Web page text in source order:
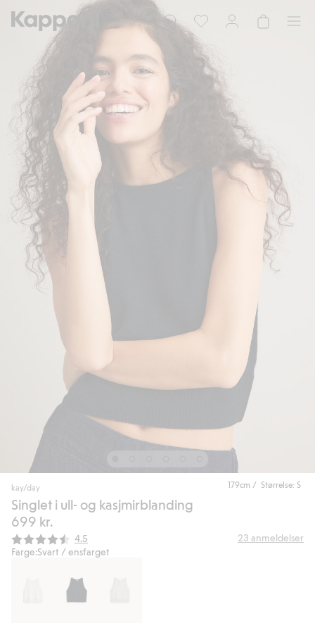
179cm / Størrelse: S
kay/day
Singlet i ull- og kasjmirblanding
699 kr.
Gjennomsnittskarakter:
4.5 23 anmeldelser
Farge:Svart / ensfarget